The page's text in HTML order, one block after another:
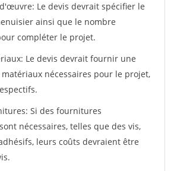
Le devis devrait spécifier le
ainsi que le nombre
compléter le projet.
Le devis devrait fournir une
nécessaires pour le projet,
Si des fournitures
nécessaires, telles que des vis,
leurs coûts devraient être